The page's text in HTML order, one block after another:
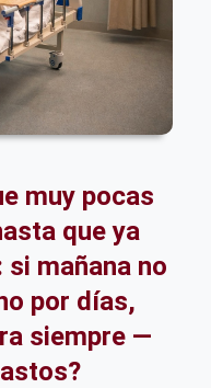
muy pocas
que ya
mañana no
por días,
siempre —